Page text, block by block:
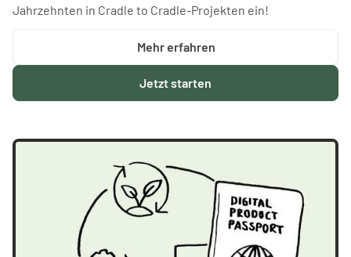
Jahrzehnten in Cradle to Cradle-Projekten ein!
Jetzt starten
Mehr erfahren